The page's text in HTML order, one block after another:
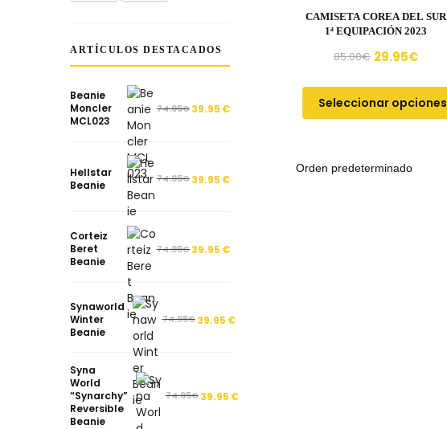
CAMISETA COREA DEL SUR
1ª EQUIPACIÓN 2023
85.00€ 29.95€
Seleccionar opciones
ARTÍCULOS DESTACADOS
Beanie
Moncler
MCL023
74.95€39.95 €
Hellstar
Beanie
74.95€39.95 €
Corteiz
Beret
Beanie
74.95€39.95 €
Synaworld
Winter
Beanie
74.95€ 39.95 €
Syna
World
“Synarchy”
Reversible
Beanie
74.95€ 39.95 €